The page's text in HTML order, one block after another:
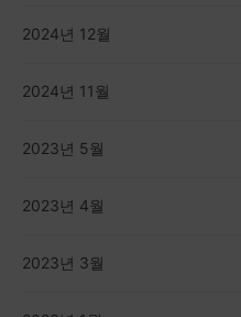
2024년 12월
2024년 11월
2023년 5월
2023년 4월
2023년 3월